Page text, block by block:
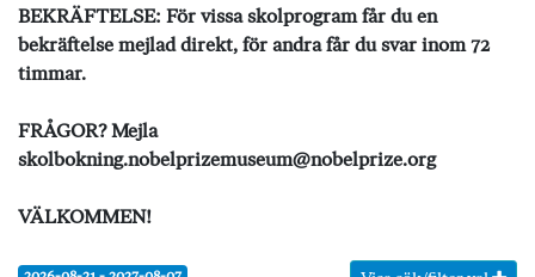
BEKRÄFTELSE: För vissa skolprogram får du en
bekräftelse mejlad direkt, för andra får du svar inom 72
timmar.
FRÅGOR? Mejla
skolbokning.nobelprizemuseum@nobelprize.org
VÄLKOMMEN!